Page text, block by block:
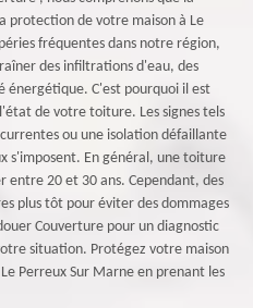
protection de votre maison à Le
fréquentes dans notre région,
des infiltrations d'eau, des
énergétique. C'est pourquoi il est
de votre toiture. Les signes tels
ou une isolation défaillante
s'imposent. En général, une toiture
entre 20 et 30 ans. Cependant, des
plus tôt pour éviter des dommages
Couverture pour un diagnostic
situation. Protégez votre maison
Perreux Sur Marne en prenant les